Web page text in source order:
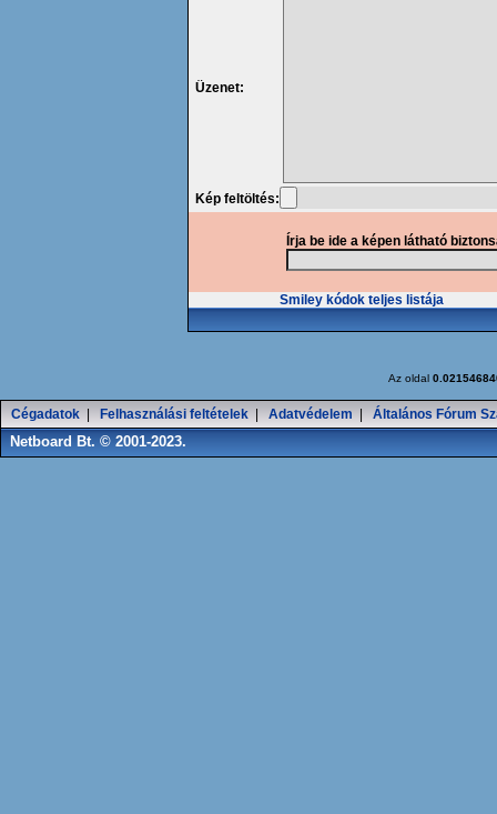
Üzenet:
Kép feltöltés:
Írja be ide a képen látható
Smiley kódok teljes listája
Az oldal
Cégadatok Felhasználási feltételek Adatvédelem Általános Fórum
Netboard Bt. © 2001-2023.